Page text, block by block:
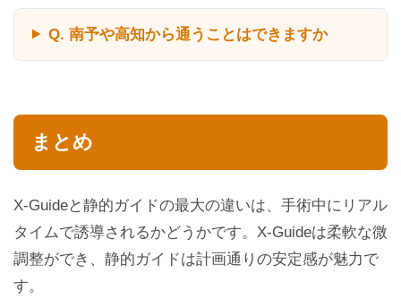
Q. 南予や高知から通うことはできますか
まとめ
X-Guideと静的ガイドの最大の違いは、手術中にリアル
タイムで誘導されるかどうかです。X-Guideは柔軟な微
調整ができ、静的ガイドは計画通りの安定感が魅力で
す。